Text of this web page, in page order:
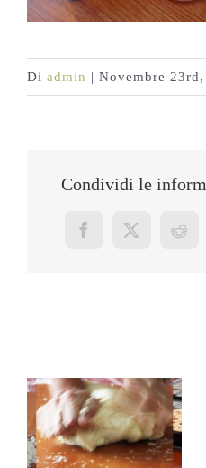
Di admin | Novembre 23rd,
Condividi le
Facebook
X